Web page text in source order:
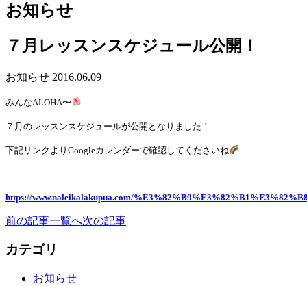
お知らせ
７月レッスンスケジュール公開！
お知らせ 2016.06.09
みんなALOHA〜
７月のレッスンスケジュールが公開となりました！
下記リンクよりGoogleカレンダーで確認してくださいね
https://www.naleikalakupua.com/
前の記事一覧へ次の記事
カテゴリ
お知らせ